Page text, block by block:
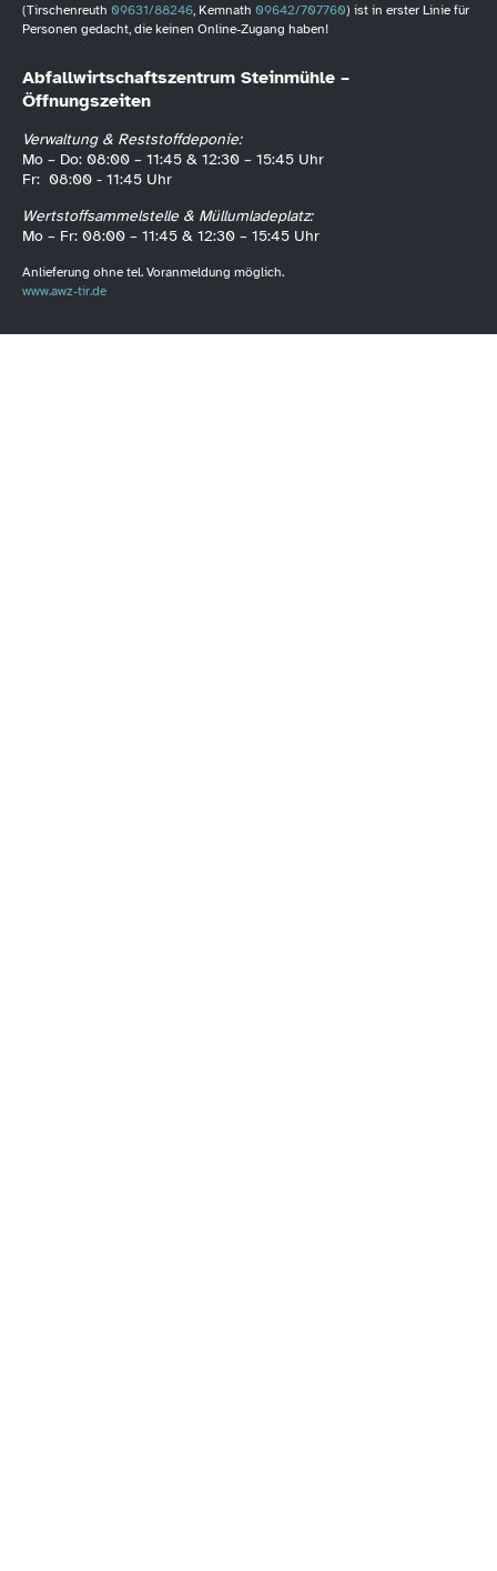
(Tirschenreuth 09631/88246, Kemnath 09642/707760) ist in erster Linie für
Personen gedacht, die keinen Online-Zugang haben!
Abfallwirtschaftszentrum Steinmühle –
Öffnungszeiten
Verwaltung & Reststoffdeponie:
Mo – Do: 08:00 – 11:45 & 12:30 – 15:45 Uhr
Fr: 08:00 - 11:45 Uhr
Wertstoffsammelstelle & Müllumladeplatz:
Mo – Fr: 08:00 – 11:45 & 12:30 – 15:45 Uhr
Anlieferung ohne tel. Voranmeldung möglich.
www.awz-tir.de